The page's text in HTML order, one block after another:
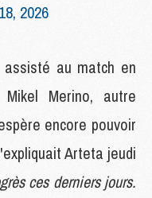
2026
au match en
Merino, autre
encore pouvoir
Arteta jeudi
ces derniers jours.